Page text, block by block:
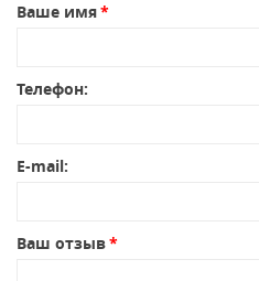
Ваше имя
Телефон:
E-mail:
Ваш отзыв